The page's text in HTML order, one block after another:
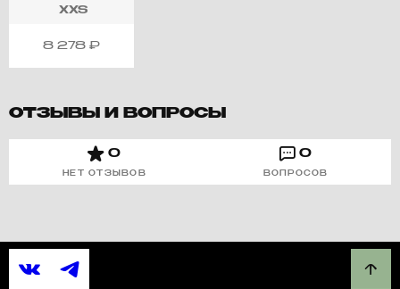
XXS
8 278 ₽
ОТЗЫВЫ И ВОПРОСЫ
0
НЕТ ОТЗЫВОВ
0
ВОПРОСОВ